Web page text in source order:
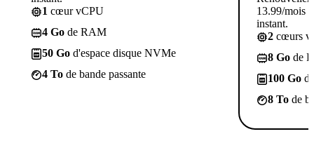
1 cœur vCPU
4 Go de RAM
50 Go d'espace disque NVMe
4 To de bande passante
13.99/mois
instant.
2 cœurs
8 Go de
100 Go
8 To de